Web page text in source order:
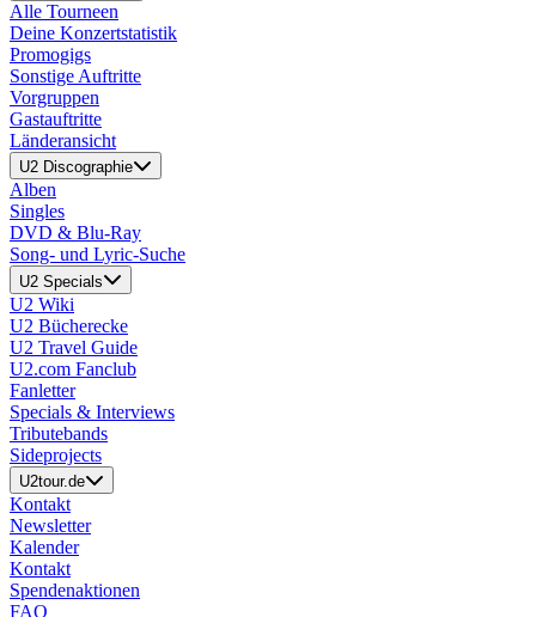
Alle Tourneen
Deine Konzertstatistik
Promogigs
Sonstige Auftritte
Vorgruppen
Gastauftritte
Länderansicht
U2 Discographie
Alben
Singles
DVD & Blu-Ray
Song- und Lyric-Suche
U2 Specials
U2 Wiki
U2 Bücherecke
U2 Travel Guide
U2.com Fanclub
Fanletter
Specials & Interviews
Tributebands
Sideprojects
U2tour.de
Kontakt
Newsletter
Kalender
Kontakt
Spendenaktionen
FAQ